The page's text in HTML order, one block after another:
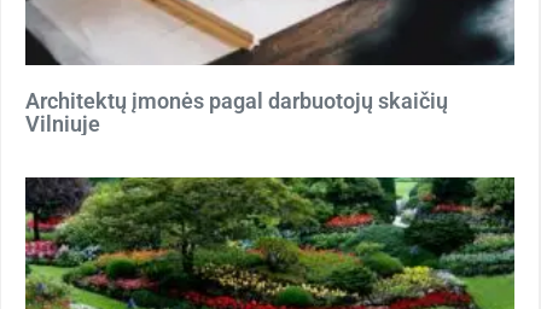
Architektų įmonės pagal darbuotojų skaičių
Vilniuje